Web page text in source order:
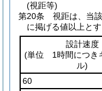
(視距等)
第20条
視距は、当
に掲げる値以上とす
設計速度
(単位 1時間につき
ル)
60